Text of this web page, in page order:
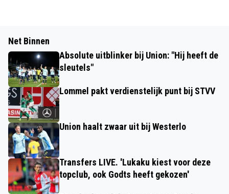
Net Binnen
Absolute uitblinker bij Union: "Hij heeft de
sleutels"
Lommel pakt verdienstelijk punt bij STVV
Union haalt zwaar uit bij Westerlo
Transfers LIVE. 'Lukaku kiest voor deze
topclub, ook Godts heeft gekozen'